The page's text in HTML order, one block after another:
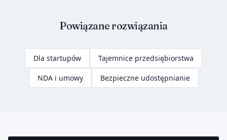
Powiązane rozwiązania
Dla startupów Tajemnice przedsiębiorstwa
NDA i umowy Bezpieczne udostępnianie